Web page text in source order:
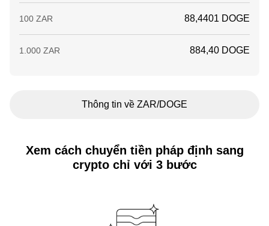
100 ZAR 88,4401 DOGE
1.000 ZAR 884,40 DOGE
Thông tin về ZAR/DOGE
Xem cách chuyển tiền pháp định sang
crypto chỉ với 3 bước